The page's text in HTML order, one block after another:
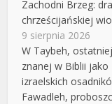
Zachodni Brzeg:
chrześcijańskiej
9 sierpnia 2026
W Taybeh,
znanej w Biblii
izraelskich
Fawadleh,